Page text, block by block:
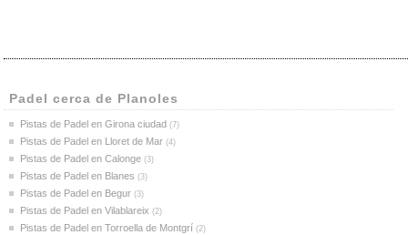
Padel cerca de Planoles
Pistas de Padel en Girona ciudad (7)
Pistas de Padel en Lloret de Mar (4)
Pistas de Padel en Calonge (3)
Pistas de Padel en Blanes (3)
Pistas de Padel en Begur (3)
Pistas de Padel en Vilablareix (2)
Pistas de Padel en Torroella de Montgrí (2)